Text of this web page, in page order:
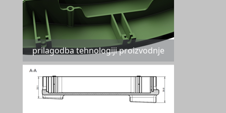
prilagodba tehnologiji proizvodnje